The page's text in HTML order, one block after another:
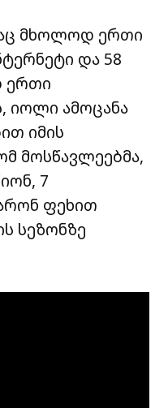
მხოლოდ ერთი
და 58
ერთი
იოლი ამოცანა
იმის
მოსწავლეებმა,
7
ფეხით
სეზონზე